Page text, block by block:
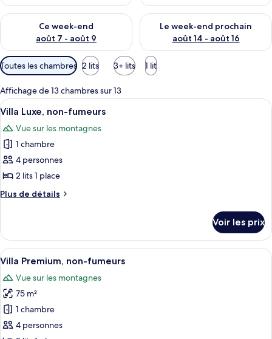
Ce week-end
août 7 - août 9
Vérifier la disponibilité pour ce week-end août 7 - août 9
Le week-end prochain
août 14 - août 16
Vérifier la disponibilité pour
Filtres
disponibles
pour
les
chambres
Toutes les chambres 2 lits 3+ lits 1 lit
Affichage de 13 chambres sur 13
Afficher
toutes
les
photos
pour
ce
type
de
Villa
Luxe,
non-
fumeurs
Un intérieur moderne avec un
9
Villa Luxe, non-fumeurs
Vue sur les montagnes
1 chambre
4 personnes
2 lits 1 place
Plus de détails
Plus
le
type
de
Villa
Luxe,
non-
fumeurs
Voir les prix
Afficher
toutes
les
photos
pour
ce
Une chambre d’hôtel moderne,
7
Villa Premium, non-fumeurs
Vue sur les montagnes
75 m²
1 chambre
4 personnes